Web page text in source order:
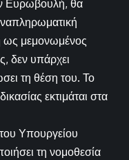
Ευρωβουλή, θα
ως μεμονωμένος
δεν υπάρχει
τη θέση του. Το
εκτιμάται στα
Υπουργείου
τη νομοθεσία